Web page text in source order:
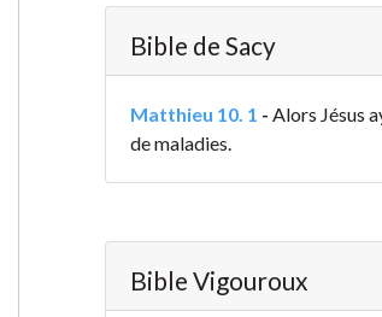
Bible de Sacy
Matthieu 10. 1 - Alors Jésus
de maladies.
Bible Vigouroux